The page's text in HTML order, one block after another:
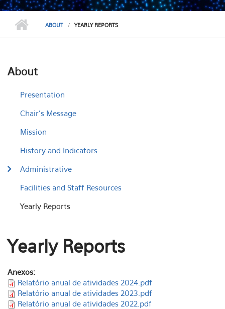
ABOUT YEARLY REPORTS
About
Presentation
Chair's Message
Mission
History and Indicators
Administrative
Facilities and Staff Resources
Yearly Reports
Yearly Reports
Anexos:
Relatório anual de atividades 2024.pdf
Relatório anual de atividades 2023.pdf
Relatório anual de atividades 2022.pdf